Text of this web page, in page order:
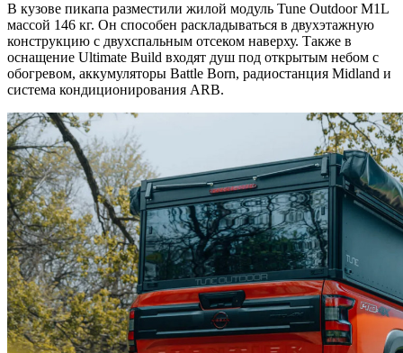
В кузове пикапа разместили жилой модуль Tune Outdoor M1L
массой 146 кг. Он способен раскладываться в двухэтажную
конструкцию с двухспальным отсеком наверху. Также в
оснащение Ultimate Build входят душ под открытым небом с
обогревом, аккумуляторы Battle Born, радиостанция Midland и
система кондиционирования ARB.